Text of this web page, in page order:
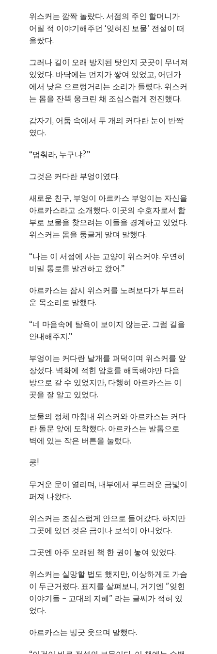
위스커는 깜짝 놀랐다. 서점의 주인 할머니가
어릴 적 이야기해주던 ‘잊혀진 보물’ 전설이 떠
올랐다.
그러나 길이 오래 방치된 탓인지 곳곳이 무너져
있었다. 바닥에는 먼지가 쌓여 있었고, 어딘가
에서 낮은 으르렁거리는 소리가 들렸다. 위스커
는 몸을 잔뜩 웅크린 채 조심스럽게 전진했다.
갑자기, 어둠 속에서 두 개의 커다란 눈이 반짝
였다.
“멈춰라, 누구냐?”
그것은 커다란 부엉이였다.
새로운 친구, 부엉이 아르카스 부엉이는 자신을
아르카스라고 소개했다. 이곳의 수호자로서 함
부로 보물을 찾으려는 이들을 경계하고 있었다.
위스커는 몸을 둥글게 말며 말했다.
“나는 이 서점에 사는 고양이 위스커야. 우연히
비밀 통로를 발견하고 왔어.”
아르카스는 잠시 위스커를 노려보다가 부드러
운 목소리로 말했다.
“네 마음속에 탐욕이 보이지 않는군. 그럼 길을
안내해주지.”
부엉이는 커다란 날개를 퍼덕이며 위스커를 앞
장섰다. 벽화에 적힌 암호를 해독해야만 다음
방으로 갈 수 있었지만, 다행히 아르카스는 이
곳을 잘 알고 있었다.
보물의 정체 마침내 위스커와 아르카스는 커다
란 돌문 앞에 도착했다. 아르카스는 발톱으로
벽에 있는 작은 버튼을 눌렀다.
쿵!
무거운 문이 열리며, 내부에서 부드러운 금빛이
퍼져 나왔다.
위스커는 조심스럽게 안으로 들어갔다. 하지만
그곳에 있던 것은 금이나 보석이 아니었다.
그곳엔 아주 오래된 책 한 권이 놓여 있었다.
위스커는 실망할 법도 했지만, 이상하게도 가슴
이 두근거렸다. 표지를 살펴보니, 거기엔 "잊힌
이야기들 - 고대의 지혜" 라는 글씨가 적혀 있
었다.
아르카스는 빙긋 웃으며 말했다.